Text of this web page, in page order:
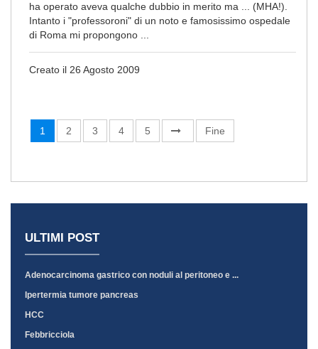
ha operato aveva qualche dubbio in merito ma ... (MHA!).
Intanto i "professoroni" di un noto e famosissimo ospedale
di Roma mi propongono ...
Creato il 26 Agosto 2009
1 2 3 4 5 Fine
ULTIMI POST
Adenocarcinoma gastrico con noduli al peritoneo e ...
Ipertermia tumore pancreas
HCC
Febbricciola